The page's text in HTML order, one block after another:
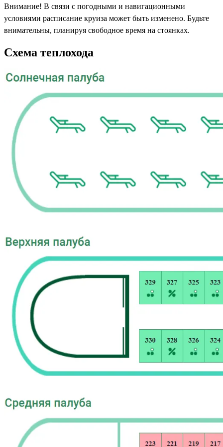
Внимание! В связи с погодными и навигационными
условиями расписание круиза может быть изменено. Будьте
внимательны, планируя свободное время на стоянках.
Схема теплохода